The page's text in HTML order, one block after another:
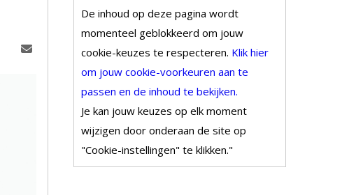
De inhoud op deze pagina wordt
momenteel geblokkeerd om jouw
cookie-keuzes te respecteren. Klik hier
om jouw cookie-voorkeuren aan te
passen en de inhoud te bekijken.
Je kan jouw keuzes op elk moment
wijzigen door onderaan de site op
"Cookie-instellingen" te klikken."